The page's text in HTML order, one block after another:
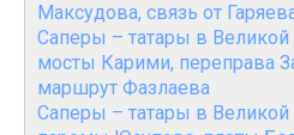
Максудова, связь от
Саперы – татары в Великой
мосты Карими, переправа
маршрут Фазлаева
Саперы – татары в Великой